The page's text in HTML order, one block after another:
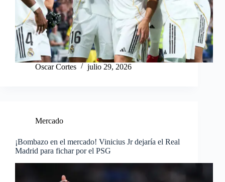
Oscar Cortes julio 29, 2026
Mercado
¡Bombazo en el mercado! Vinicius Jr dejaría el Real
Madrid para fichar por el PSG